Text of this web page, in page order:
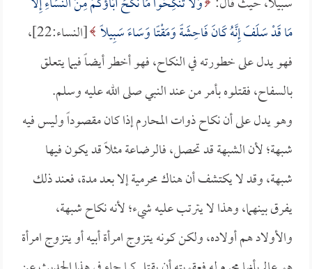
مَا قَدْ سَلَفَ إِنَّهُ كَانَ فَاحِشَةً وَمَقْتًا وَسَاءَ سَبِيلًا
[النساء:22]،
فهو يدل على خطورته في النكاح، فهو أخطر أيضاً فيما يتعلق
بالسفاح، فقتلوه بأمر من عند النبي صلى الله عليه وسلم.
وهو يدل على أن نكاح ذوات المحارم إذا كان مقصوداً وليس فيه
شبهة؛ لأن الشبهة قد تحصل، فالرضاعة مثلاً قد يكون فيها
شبهة، وقد لا يكتشف أن هناك محرمية إلا بعد مدة، فعند ذلك
يفرق بينهما، وهذا لا يترتب عليه شيء؛ لأنه نكاح شبهة،
والأولاد هم أولاده، ولكن كونه يتزوج امرأة أبيه أو يتزوج امرأة